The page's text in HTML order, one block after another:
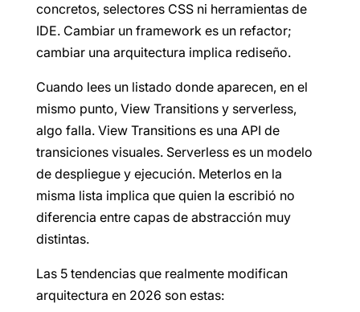
concretos, selectores CSS ni herramientas de
IDE. Cambiar un framework es un refactor;
cambiar una arquitectura implica rediseño.
Cuando lees un listado donde aparecen, en el
mismo punto, View Transitions y serverless,
algo falla. View Transitions es una API de
transiciones visuales. Serverless es un modelo
de despliegue y ejecución. Meterlos en la
misma lista implica que quien la escribió no
diferencia entre capas de abstracción muy
distintas.
Las 5 tendencias que realmente modifican
arquitectura en 2026 son estas: